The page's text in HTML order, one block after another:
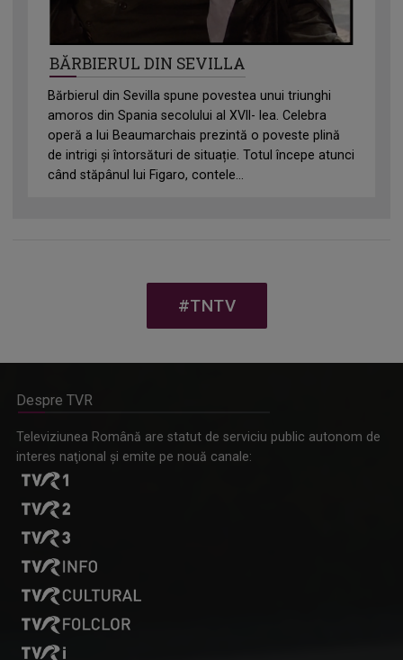
BĂRBIERUL DIN SEVILLA
Bărbierul din Sevilla spune povestea unui triunghi
amoros din Spania secolului al XVII- lea. Celebra
operă a lui Beaumarchais prezintă o poveste plină
de intrigi și întorsături de situație. Totul începe atunci
când stăpânul lui Figaro, contele...
#TNTV
Despre TVR
Televiziunea Română are statut de serviciu public autonom de
interes naţional şi emite pe nouă canale: